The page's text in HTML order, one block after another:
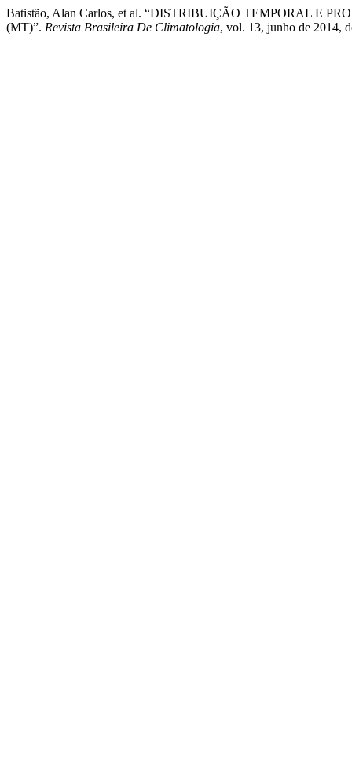
Batistão, Alan Carlos, et al. “DISTRIBUIÇÃO TEMPORAL E
(MT)”. Revista Brasileira De Climatologia, vol. 13, junho de 2014,